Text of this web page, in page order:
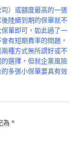
）或額度最高的一張
陸續到期的保單就不
單即可，如此過了一
有短期費率的問題，
種方式無所謂好或不
選擇，但就企業風險
多張小保單要具有效
為 *